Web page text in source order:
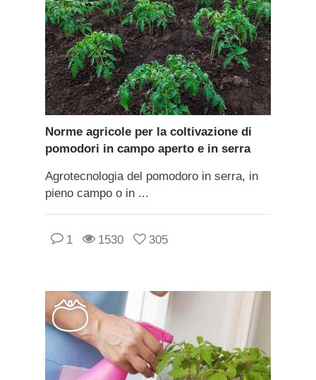
Norme agricole per la coltivazione di
pomodori in campo aperto e in serra
Agrotecnologia del pomodoro in serra, in
pieno campo o in ...
1 1530 305